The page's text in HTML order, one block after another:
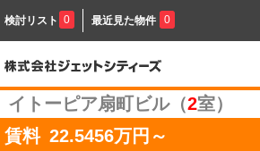
検討リスト 0 最近見た物件 0
イトーピア扇町ビル（2室）
賃料 22.5456万円～